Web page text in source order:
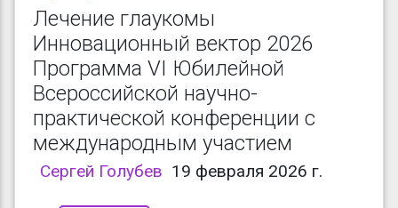
Лечение глаукомы
Инновационный вектор 2026
Программа VI Юбилейной
Всероссийской научно-
практической конференции с
международным участием
Сергей Голубев 19 февраля 2026 г.